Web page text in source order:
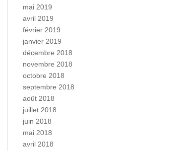
mai 2019
avril 2019
février 2019
janvier 2019
décembre 2018
novembre 2018
octobre 2018
septembre 2018
août 2018
juillet 2018
juin 2018
mai 2018
avril 2018